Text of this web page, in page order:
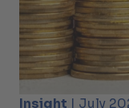
Insight | July